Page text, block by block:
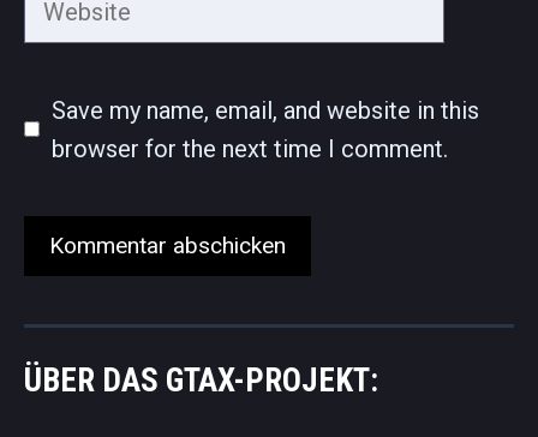
Save my name, email, and website in this
browser for the next time I comment.
ÜBER DAS GTAX-PROJEKT: